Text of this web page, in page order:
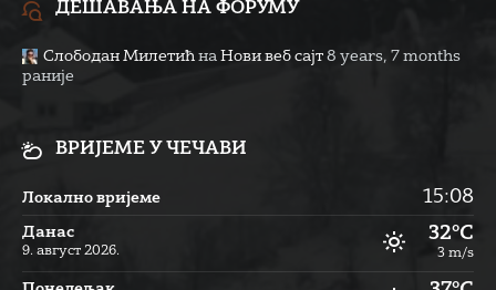
ДЕШАВАЊА НА ФОРУМУ
Слободан Милетић на Нови веб сајт 8 years, 7 months
раније
ВРИЈЕМЕ У ЧЕЧАВИ
Локално вријеме 15:08
Данас
9. август 2026.
32°C
3 m/s